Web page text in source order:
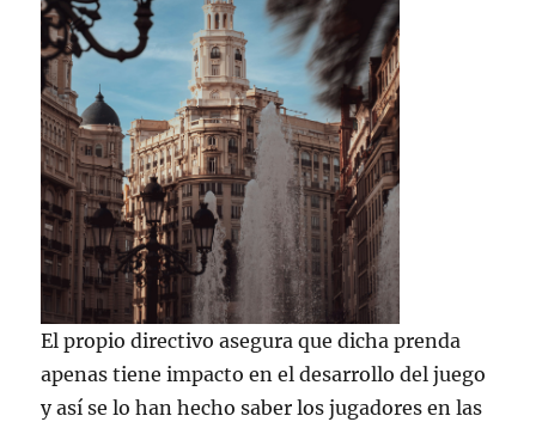
El propio directivo asegura que dicha prenda
apenas tiene impacto en el desarrollo del juego
y así se lo han hecho saber los jugadores en las